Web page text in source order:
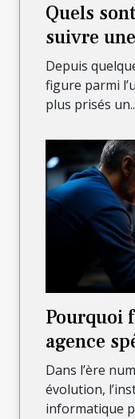
Quels
suivre
Depuis
figure parmi
plus prisés
Pourquoi
agence
réseau
Dans l’ère
évolution,
informatique